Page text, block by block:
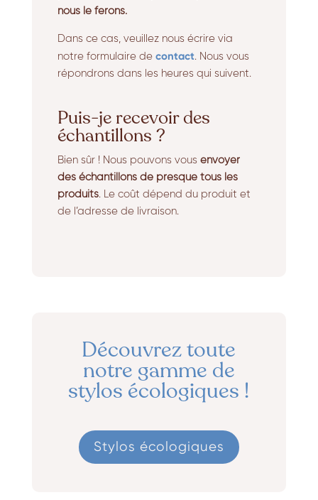
nous le ferons.
Dans ce cas, veuillez nous écrire via
notre formulaire de contact. Nous vous
répondrons dans les heures qui suivent.
Puis-je recevoir des
échantillons ?
Bien sûr ! Nous pouvons vous envoyer
des échantillons de presque tous les
produits. Le coût dépend du produit et
de l’adresse de livraison.
Découvrez toute
notre gamme de
stylos écologiques !
Stylos écologiques